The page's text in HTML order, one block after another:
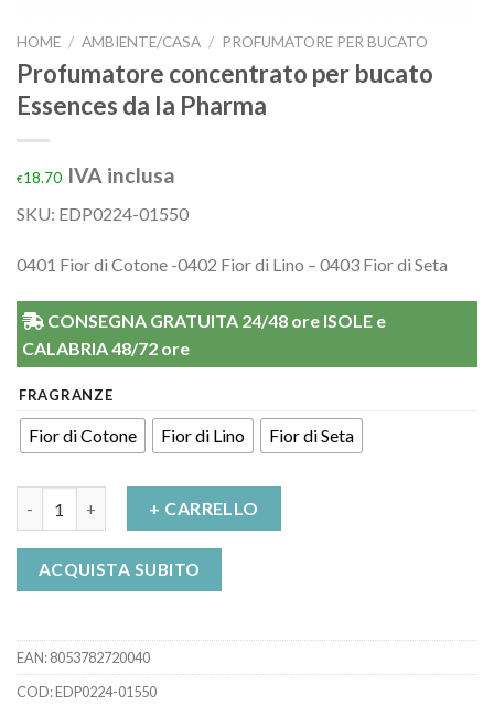
HOME / AMBIENTE/CASA / PROFUMATORE PER BUCATO
Profumatore concentrato per bucato
Essences da la Pharma
€18.70 IVA inclusa
SKU: EDP0224-01550
0401 Fior di Cotone -0402 Fior di Lino – 0403 Fior di Seta
CONSEGNA GRATUITA 24/48 ore ISOLE e
CALABRIA 48/72 ore
FRAGRANZE
Fior di Cotone Fior di Lino Fior di Seta
+ CARRELLO
ACQUISTA SUBITO
EAN:8053782720040
COD:EDP0224-01550